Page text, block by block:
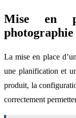
Mise en
photographie
La mise en place
une planification et
produit, la
correctement